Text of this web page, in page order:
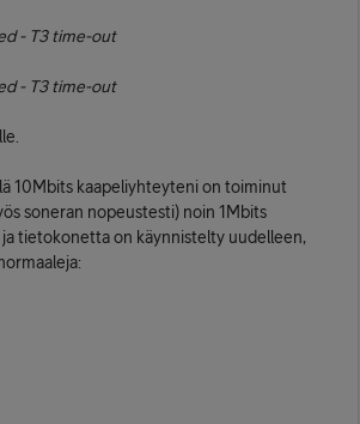
- T3 time-out
- T3 time-out
10Mbits kaapeliyhteyteni on toiminut
soneran nopeustesti) noin 1Mbits
tietokonetta on käynnistelty uudelleen,